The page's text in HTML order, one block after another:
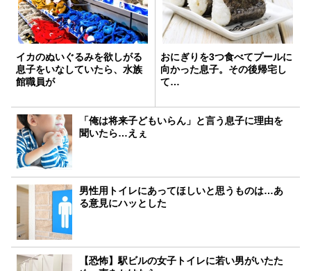
イカのぬいぐるみを欲しがる
息子をいなしていたら、水族
館職員が
おにぎりを3つ食べてプールに
向かった息子。その後帰宅し
て…
「俺は将来子どもいらん」と言う息子に理由を
聞いたら…えぇ
男性用トイレにあってほしいと思うものは…あ
る意見にハッとした
【恐怖】駅ビルの女子トイレに若い男がいたた